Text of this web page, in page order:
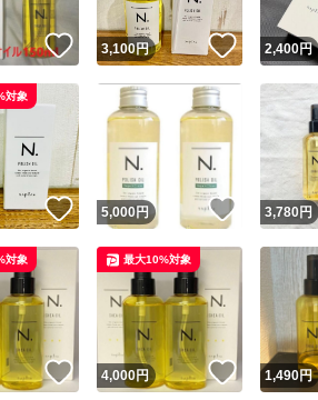
いいね！
3,100円 いいね！
2,400円
いいね！
対象
5,000円 いいね！
3,780 円
いいね！
対象
4,000円 いいね！
最大10%対象
1,490円